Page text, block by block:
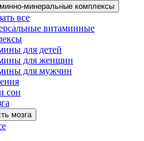
минеральные комплексы
все
витаминные
для детей
для женщин
для мужчин
сон
мозга